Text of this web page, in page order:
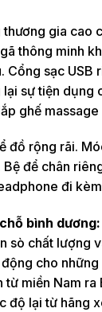
thương gia cao
thông minh
Cổng sạc USB
lại sự tiện dụng
ghế massage
đồ rộng rãi.
để chân
đi
bình dương:
sò chất lượng
cho
từ miền Nam ra
độ lại từ hãng